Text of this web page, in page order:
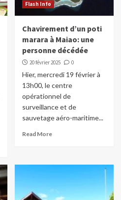
Flash Info
Chavirement d’un poti
marara à Maiao: une
personne décédée
20 février 2025 0
Hier, mercredi 19 février à
13h00, le centre
opérationnel de
surveillance et de
sauvetage aéro-maritime...
Read More